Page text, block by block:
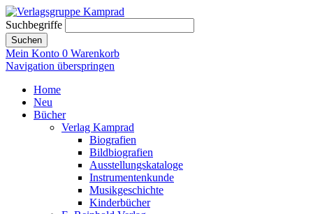
Suchbegriffe
Suchen
Mein Konto 0 Warenkorb
Navigation überspringen
Home
Neu
Bücher
Verlag Kamprad
Biografien
Bildbiografien
Ausstellungskataloge
Instrumentenkunde
Musikgeschichte
Kinderbücher